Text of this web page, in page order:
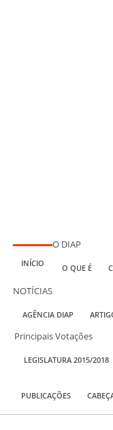
INÍCIO
O DIAP
O QUE É
NOTÍCIAS
AGÊNCIA DIAP
Principais Votações
LEGISLATURA 2015/2018
PUBLICAÇÕES